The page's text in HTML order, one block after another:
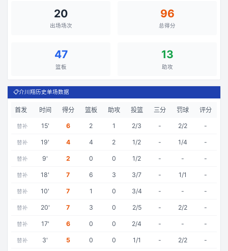
20
出场场次
96
总得分
47
篮板
13
助攻
📋介川翔历史单场数据
首发 时间 得分 篮板 助攻 投篮 三分 罚球 评分
替补 15' 6 2 1 2/3 - 2/2 -
替补 19' 4 4 2 1/2 - 1/4 -
替补 9' 2 0 0 1/2 - - -
替补 18' 7 6 3 3/7 - 1/1 -
替补 10' 7 1 0 3/4 - - -
替补 20' 7 3 0 2/5 - 2/2 -
替补 17' 6 0 0 2/4 - - -
替补 3' 5 0 0 1/1 - 2/2 -